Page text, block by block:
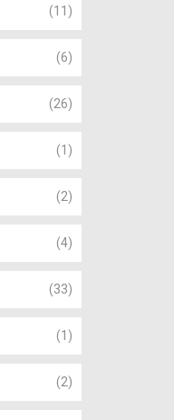
(11)
(6)
(26)
(1)
(2)
(4)
(33)
(1)
(2)